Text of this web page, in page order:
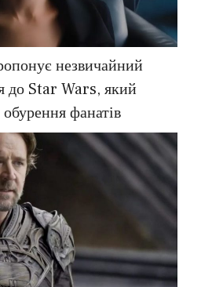
незвичайний
до Star Wars, який
фанатів